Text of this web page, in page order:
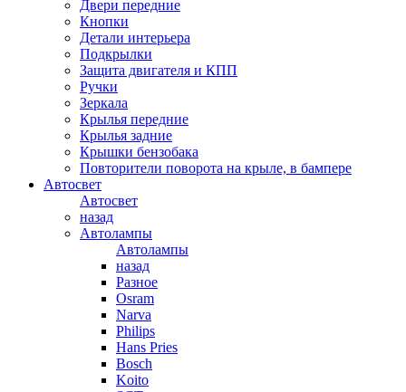
Двери передние
Кнопки
Детали интерьера
Подкрылки
Защита двигателя и КПП
Ручки
Зеркала
Крылья передние
Крылья задние
Крышки бензобака
Повторители поворота на крыле, в бампере
Автосвет
Автосвет
назад
Автолампы
Автолампы
назад
Разное
Osram
Narva
Philips
Hans Pries
Bosch
Koito